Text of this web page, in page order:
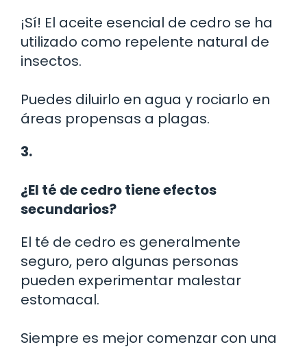
¡Sí! El aceite esencial de cedro se ha
utilizado como repelente natural de
insectos.
Puedes diluirlo en agua y rociarlo en
áreas propensas a plagas.
3.
¿El té de cedro tiene efectos
secundarios?
El té de cedro es generalmente
seguro, pero algunas personas
pueden experimentar malestar
estomacal.
Siempre es mejor comenzar con una